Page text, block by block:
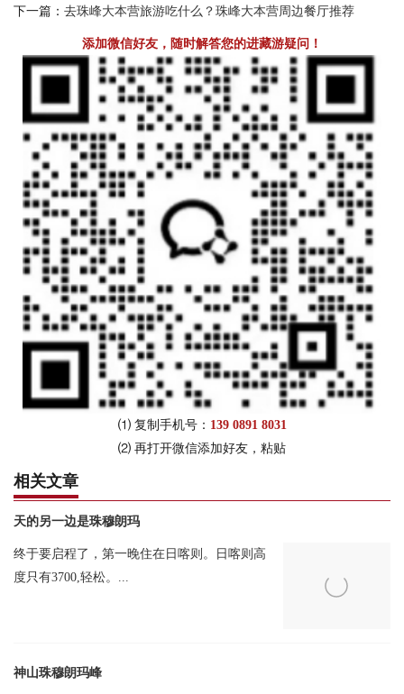
斓、景色最迷人的步道。
这几个月的详细的气温和雨量信息。
4月： 最高气温: 最高温度 10摄氏度; 最低温度: -5摄氏度; 降雨量: 8
5月： 最高气温: 最高温度 15摄氏度; 最低温度: -0摄氏度; 降雨量: 8
毫米
6月： 最高气温: 最高温度 17摄氏度; 最低温度: 5摄氏度; 降雨量: 31
毫米
9月： 最高气温: 最高温度 19摄氏度; 最低温度: 5摄氏度; 降雨量: 38
毫米
10月： 最高气温: 最高温度 12摄氏度; 最低温度: 4摄氏度; 降雨量:
18毫米
11月： 最高气温: 最高温度 10摄氏度; 最低温度: -10摄氏度; 降雨量:
7月至8月在西藏季风季节游览珠峰大本营。
7月至8月的夏季，季风季节来临。在这两个月里，雨水不断。同
美。7月和8月也是一年中接待世界各地游客的旺季。
这两个月的详细的气温和雨量信息。
7月： 最高气温: 最高温度 16摄氏度; 最低温度: 8摄氏度; 降雨量: 94
毫米
降水量增加到全年最高水平。持续不断的降雨，让你在出发前，需
下一篇： 去珠峰大本营旅游吃什么？珠峰大本营周边餐厅推荐
添加微信好友，随时解答您的进藏游疑问！
⑴ 复制手机号： 139 0891 8031
⑵ 再打开微信添加好友，粘贴
相关文章
天的另一边是珠穆朗玛
终于要启程了，第一晚住在日喀则。日喀则高
度只有3700,轻松。...
神山珠穆朗玛峰